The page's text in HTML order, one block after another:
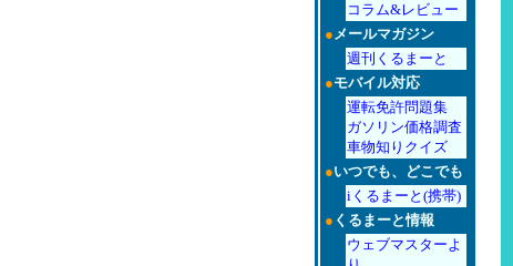
コラム&レビュー
●メールマガジン
週刊くるまーと
●モバイル対応
運転免許問題集
ガソリン価格調査
車物知りクイズ
●いつでも、どこでも
iくるまーと(携帯)
● くるまーと情報
ウェブマスターよ